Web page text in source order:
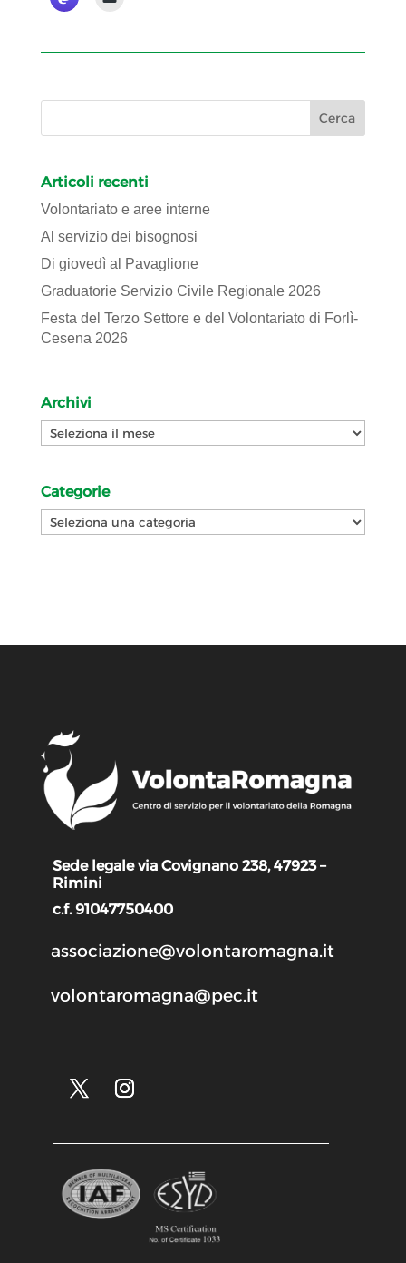
Articoli recenti
Volontariato e aree interne
Al servizio dei bisognosi
Di giovedì al Pavaglione
Graduatorie Servizio Civile Regionale 2026
Festa del Terzo Settore e del Volontariato di Forlì-
Cesena 2026
Archivi
Archivi
Categorie
Categorie
Sede legale via Covignano 238, 47923 –
Rimini
c.f. 91047750400
associazione@volontaromagna.it
volontaromagna@pec.it